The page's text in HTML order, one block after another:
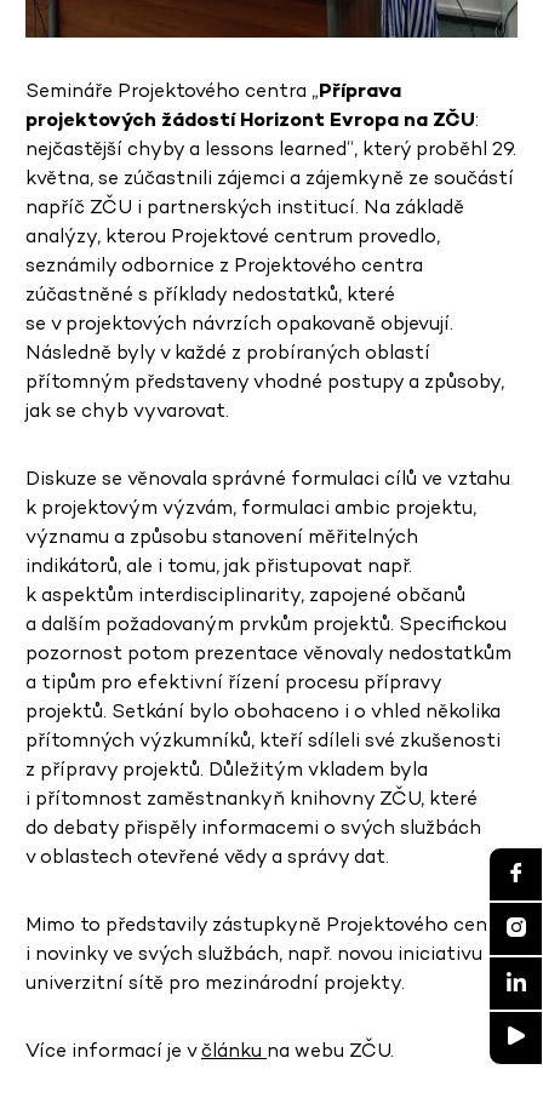
Semináře Projektového centra „Příprava
projektových žádostí Horizont Evropa na ZČU:
nejčastější chyby a lessons learned“, který proběhl 29.
května, se zúčastnili zájemci a zájemkyně ze součástí
napříč ZČU i partnerských institucí. Na základě
analýzy, kterou Projektové centrum provedlo,
seznámily odbornice z Projektového centra
zúčastněné s příklady nedostatků, které
se v projektových návrzích opakovaně objevují.
Následně byly v každé z probíraných oblastí
přítomným představeny vhodné postupy a způsoby,
jak se chyb vyvarovat.
Diskuze se věnovala správné formulaci cílů ve vztahu
k projektovým výzvám, formulaci ambic projektu,
významu a způsobu stanovení měřitelných
indikátorů, ale i tomu, jak přistupovat např.
k aspektům interdisciplinarity, zapojené občanů
a dalším požadovaným prvkům projektů. Specifickou
pozornost potom prezentace věnovaly nedostatkům
a tipům pro efektivní řízení procesu přípravy
projektů. Setkání bylo obohaceno i o vhled několika
přítomných výzkumníků, kteří sdíleli své zkušenosti
z přípravy projektů. Důležitým vkladem byla
i přítomnost zaměstnankyň knihovny ZČU, které
do debaty přispěly informacemi o svých službách
v oblastech otevřené vědy a správy dat.
Mimo to představily zástupkyně Projektového centra
i novinky ve svých službách, např. novou iniciativu
univerzitní sítě pro mezinárodní projekty.
Více informací je včlánku na webu ZČU.